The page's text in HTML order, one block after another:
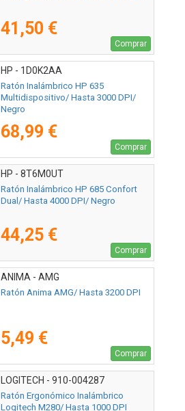
41,50 €
Comprar
HP - 1D0K2AA
Ratón Inalámbrico HP 635
Multidispositivo/ Hasta 3000 DPI/
Negro
68,99 €
Comprar
HP - 8T6M0UT
Ratón Inalámbrico HP 685 Confort
Dual/ Hasta 4000 DPI/ Negro
44,25 €
Comprar
ANIMA - AMG
Ratón Anima AMG/ Hasta 3200 DPI
5,49 €
Comprar
LOGITECH - 910-004287
Ratón Ergonómico Inalámbrico
Logitech M280/ Hasta 1000 DPI